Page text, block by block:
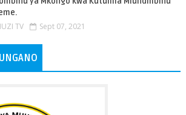
TV Sept 07, 2021